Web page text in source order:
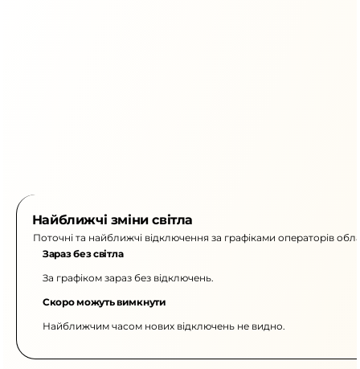
Найближчі зміни світла
Поточні та найближчі відключення за графіками операторів
Зараз без світла
За графіком зараз без відключень.
Скоро можуть вимкнути
Найближчим часом нових відключень не видно.